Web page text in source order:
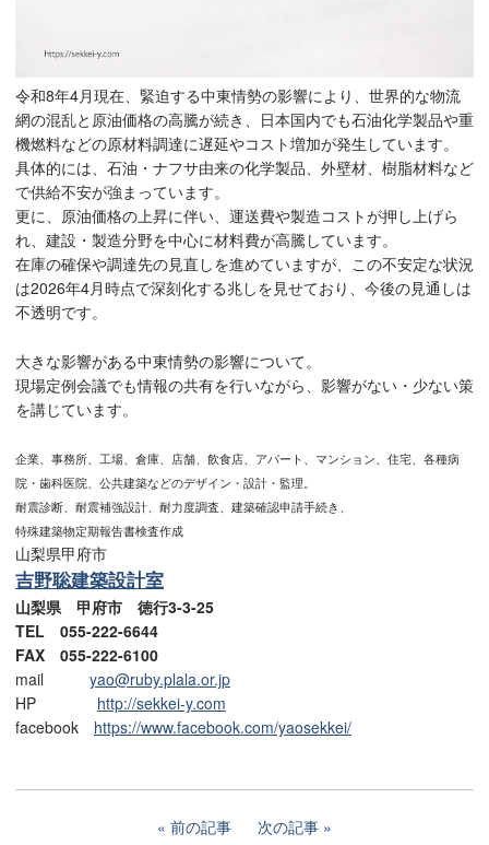
令和8年4月現在、緊迫する中東情勢の影響により、世界的な物流
網の混乱と原油価格の高騰が続き、日本国内でも石油化学製品や重
機燃料などの原材料調達に遅延やコスト増加が発生しています。
具体的には、石油・ナフサ由来の化学製品、外壁材、樹脂材料など
で供給不安が強まっています。
更に、原油価格の上昇に伴い、運送費や製造コストが押し上げら
れ、建設・製造分野を中心に材料費が高騰しています。
在庫の確保や調達先の見直しを進めていますが、この不安定な状況
は2026年4月時点で深刻化する兆しを見せており、今後の見通しは
不透明です。
大きな影響がある中東情勢の影響について。
現場定例会議でも情報の共有を行いながら、影響がない・少ない策
を講じています。
企業、事務所、工場、倉庫、店舗、飲食店、アパート、マンション、住宅、各種病
院・歯科医院、公共建築などのデザイン・設計・監理。
耐震診断、耐震補強設計、耐力度調査、建築確認申請手続き、
特殊建築物定期報告書検査作成
山梨県甲府市
吉野聡建築設計室
山梨県 甲府市 徳行3-3-25
TEL 055-222-6644
FAX 055-222-6100
mail yao@ruby.plala.or.jp
HP http://sekkei-y.com
facebook https://www.facebook.com/yaosekkei/
前の記事 次の記事